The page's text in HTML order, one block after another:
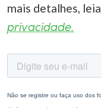
mais detalhes,
privacidade.